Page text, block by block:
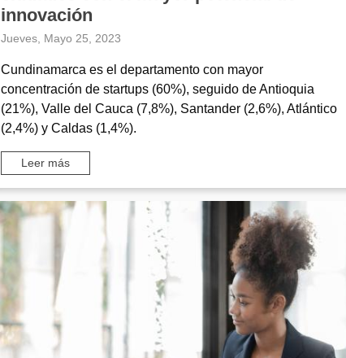
innovación
Jueves, Mayo 25, 2023
Cundinamarca es el departamento con mayor
concentración de startups (60%), seguido de Antioquia
(21%), Valle del Cauca (7,8%), Santander (2,6%), Atlántico
(2,4%) y Caldas (1,4%).
Leer más